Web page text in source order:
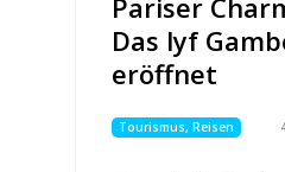
Pariser
Das lyf
eröffnet
Tourismus, Reisen